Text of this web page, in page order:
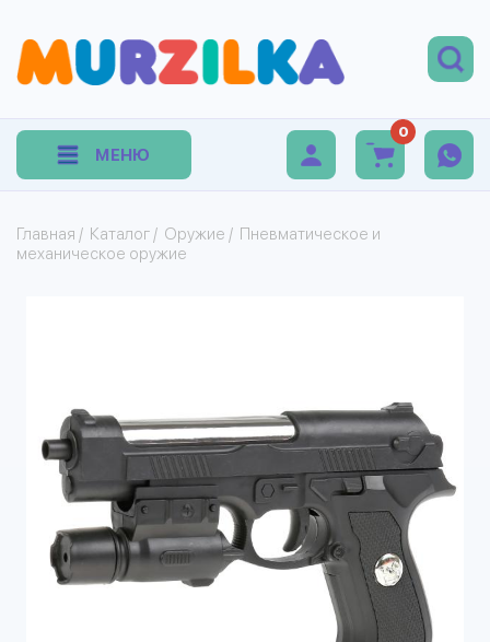
МЕНЮ
0
Главная / Каталог / Оружие / Пневматическое и
механическое оружие